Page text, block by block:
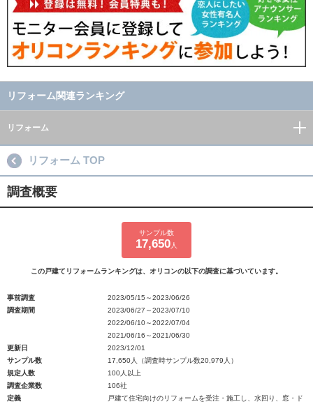
リフォーム関連ランキング
リフォーム
リフォーム TOP
調査概要
サンプル数
17,650 人
この戸建てリフォームランキングは、オリコンの以下の調査に基づいています。
事前調査
2023/05/15～2023/06/26
調査期間
2023/06/27～2023/07/10
2022/06/10～2022/07/04
2021/06/16～2021/06/30
更新日
2023/12/01
サンプル数
17,650人（調査時サンプル数20,979人）
規定人数
100人以上
調査企業数
106社
定義
戸建て住宅向けのリフォームを受注・施工し、水回り、窓・ド